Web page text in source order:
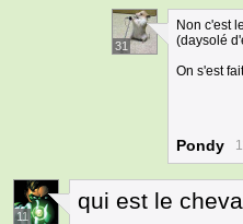
31
Non c'est
(daysolé
On s'est
Pondy
11
qui est le